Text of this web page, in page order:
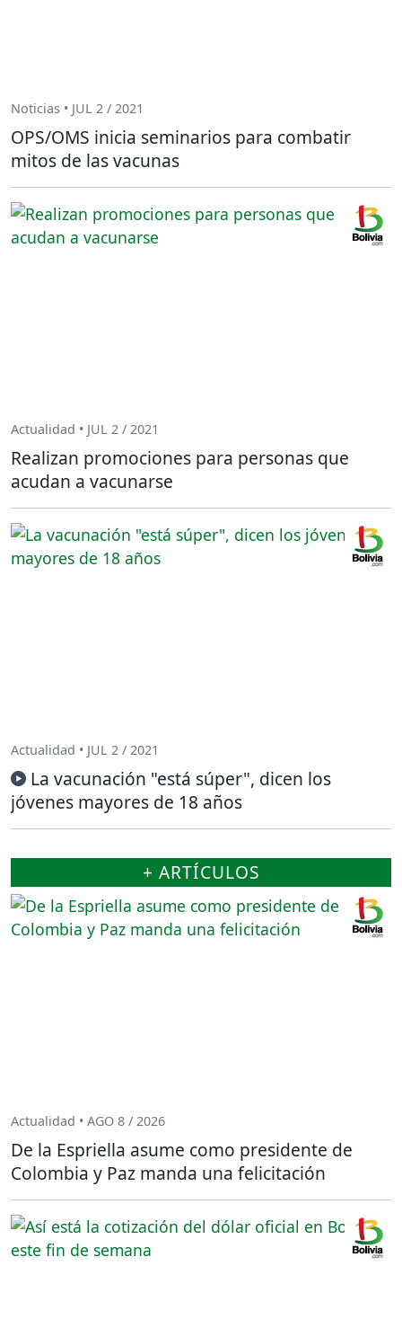
Noticias • JUL 2 / 2021
OPS/OMS inicia seminarios para combatir
mitos de las vacunas
Actualidad • JUL 2 / 2021
Realizan promociones para personas que
acudan a vacunarse
Actualidad • JUL 2 / 2021
La vacunación "está súper", dicen los
jóvenes mayores de 18 años
+ ARTÍCULOS
Actualidad • AGO 8 / 2026
De la Espriella asume como presidente de
Colombia y Paz manda una felicitación